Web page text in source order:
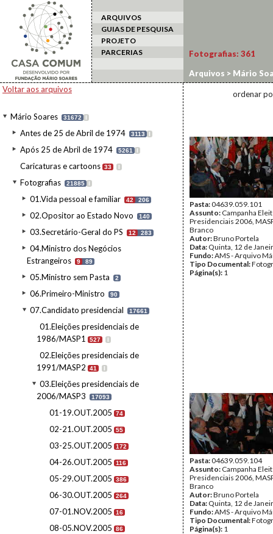
ARQUIVOS
GUIAS DE PESQUISA
PROJETO
PARCERIAS
Voltar aos arquivos
Mário Soares 31672 I
Antes de 25 de Abril de 1974 3113 I
Após 25 de Abril de 1974 5261 I
Caricaturas e cartoons 33 I
Fotografias 21885 I
01.Vida pessoal e familiar 42 206
02.Opositor ao Estado Novo 140
03.Secretário-Geral do PS 12 283
04.Ministro dos Negócios
Estrangeiros
9 89
05.Ministro sem Pasta 2
06.Primeiro-Ministro 90
07.Candidato presidencial 17661
01.Eleições presidenciais de
1986/MASP1
527 I
02.Eleições presidenciais de
1991/MASP2
41 I
03.Eleições presidenciais de
2006/MASP3
17093
01-19.OUT.2005 74
02-21.OUT.2005 55
03-25.OUT.2005 172
04-26.OUT.2005 116
05-29.OUT.2005 386
06-30.OUT.2005 264
07-01.NOV.2005 16
08-05.NOV.2005 86
Fotografias: 361
Arquivos > Mário
2006/MASP3>59-
ordenar
Pasta:04639.059.101
Assunto: Campanha
Presidenciais 2006,
Branco
Autor:Bruno Portela
Data: Quinta, 12 de
Fundo:AMS - Arquivo
Tipo Documental:
Página(s): 1
Pasta:04639.059.104
Assunto: Campanha
Presidenciais 2006,
Branco
Autor:Bruno Portela
Data: Quinta, 12 de
Fundo:AMS - Arquivo
Tipo Documental:
Página(s): 1